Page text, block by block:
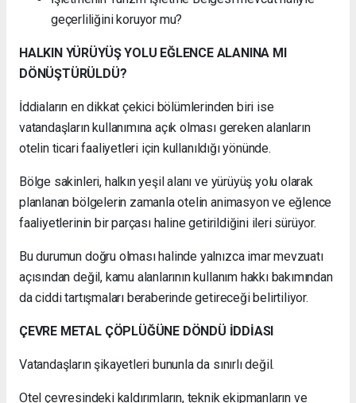
geçerliliğini koruyor mu?
HALKIN YÜRÜYÜŞ YOLU EĞLENCE ALANINA MI
DÖNÜŞTÜRÜLDÜ?
İddiaların en dikkat çekici bölümlerinden biri ise
vatandaşların kullanımına açık olması gereken alanların
otelin ticari faaliyetleri için kullanıldığı yönünde.
Bölge sakinleri, halkın yeşil alanı ve yürüyüş yolu olarak
planlanan bölgelerin zamanla otelin animasyon ve eğlence
faaliyetlerinin bir parçası haline getirildiğini ileri sürüyor.
Bu durumun doğru olması halinde yalnızca imar mevzuatı
açısından değil, kamu alanlarının kullanım hakkı bakımından
da ciddi tartışmaları beraberinde getireceği belirtiliyor.
ÇEVRE METAL ÇÖPLÜĞÜNE DÖNDÜ İDDİASI
Vatandaşların şikayetleri bununla da sınırlı değil.
Otel çevresindeki kaldırımların, teknik ekipmanların ve